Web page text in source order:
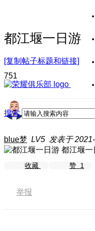
搜索
都江堰一日游
[复制帖子标题和链接]
751
blue梦 LV5 发表于
都江堰一
收藏 赞 1
举报